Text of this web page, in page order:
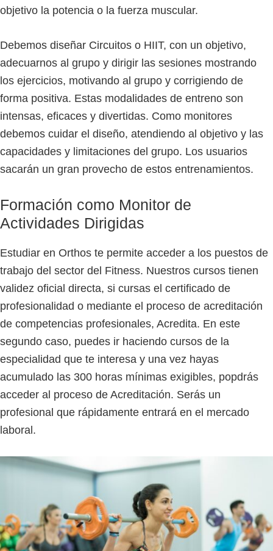
objetivo la potencia o la fuerza muscular.
Debemos diseñar Circuitos o HIIT, con un objetivo,
adecuarnos al grupo y dirigir las sesiones mostrando
los ejercicios, motivando al grupo y corrigiendo de
forma positiva. Estas modalidades de entreno son
intensas, eficaces y divertidas. Como monitores
debemos cuidar el diseño, atendiendo al objetivo y las
capacidades y limitaciones del grupo. Los usuarios
sacarán un gran provecho de estos entrenamientos.
Formación como Monitor de
Actividades Dirigidas
Estudiar en Orthos te permite acceder a los puestos de
trabajo del sector del Fitness. Nuestros cursos tienen
validez oficial directa, si cursas el certificado de
profesionalidad o mediante el proceso de acreditación
de competencias profesionales, Acredita. En este
segundo caso, puedes ir haciendo cursos de la
especialidad que te interesa y una vez hayas
acumulado las 300 horas mínimas exigibles, popdrás
acceder al proceso de Acreditación. Serás un
profesional que rápidamente entrará en el mercado
laboral.